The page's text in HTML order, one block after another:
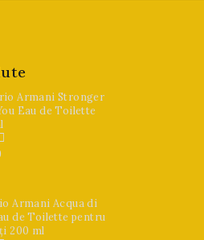
Armani Stronger
Eau de Toilette
Armani Acqua di
de Toilette pentru
200 ml